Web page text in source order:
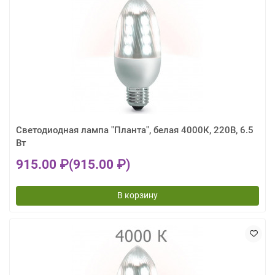
Светодиодная лампа "Планта", белая 4000К, 220В, 6.5
Вт
915.00 ₽(915.00 ₽)
В корзину